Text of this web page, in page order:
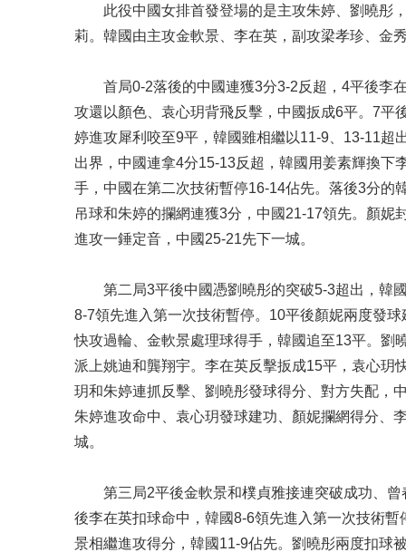
此役中國女排首發登場的是主攻朱婷、劉曉彤
莉。韓國由主攻金軟景、李在英，副攻梁孝珍、金
首局0-2落後的中國連獲3分3-2反超，4平後李
攻還以顏色、袁心玥背飛反擊，中國扳成6平。7平
婷進攻犀利咬至9平，韓國雖相繼以11-9、13-11超
出界，中國連拿4分15-13反超，韓國用姜素輝換下
手，中國在第二次技術暫停16-14佔先。落後3分的
吊球和朱婷的攔網連獲3分，中國21-17領先。顏
進攻一錘定音，中國25-21先下一城。
第二局3平後中國憑劉曉彤的突破5-3超出，韓
8-7領先進入第一次技術暫停。10平後顏妮兩度發
快攻過輪、金軟景處理球得手，韓國追至13平。劉
派上姚迪和龔翔宇。李在英反擊扳成15平，袁心玥
玥和朱婷連抓反擊、劉曉彤發球得分、對方失配，
朱婷進攻命中、袁心玥發球建功、顏妮攔網得分、
城。
第三局2平後金軟景和樸貞雅接連突破成功、
後李在英扣球命中，韓國8-6領先進入第一次技術
景相繼進攻得分，韓國11-9佔先。劉曉彤兩度扣球